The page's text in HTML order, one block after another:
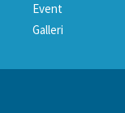
Event
Galleri